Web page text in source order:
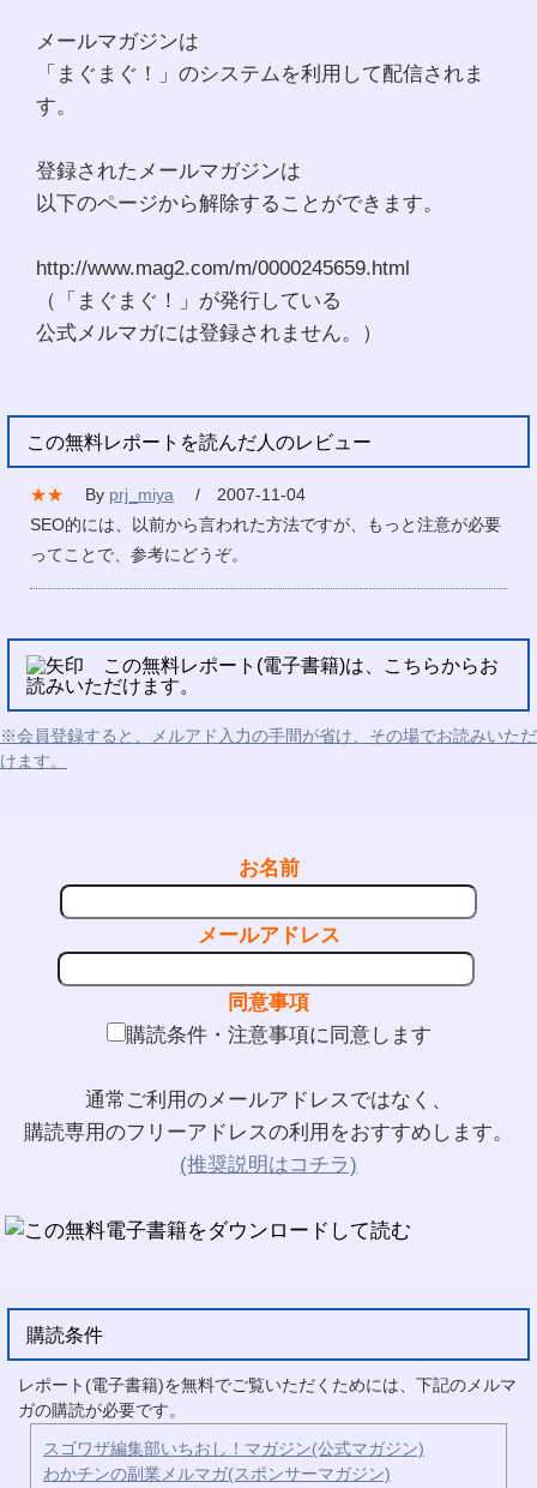
メールマガジンは
「まぐまぐ！」のシステムを利用して配信されま
す。
登録されたメールマガジンは
以下のページから解除することができます。
http://www.mag2.com/m/0000245659.html
（「まぐまぐ！」が発行している
公式メルマガには登録されません。）
この無料レポートを読んだ人のレビュー
★★ By prj_miya
/ 2007-11-04
SEO的には、以前から言われた方法ですが、もっと注意が必要
ってことで、参考にどうぞ。
この無料レポート(電子書籍)は、こちらからお
読みいただけます。
※会員登録すると、メルアド入力の手間が省け、その場でお読みいただ
けます。
お名前
メールアドレス
同意事項
購読条件・注意事項に同意します
通常ご利用のメールアドレスではなく、
購読専用のフリーアドレスの利用をおすすめします。
(推奨説明はコチラ)
購読条件
レポート(電子書籍)を無料でご覧いただくためには、下記のメルマ
ガの購読が必要です。
スゴワザ編集部いちおし！マガジン(公式マガジン)
わかチンの副業メルマガ(スポンサーマガジン)